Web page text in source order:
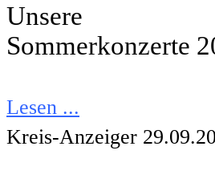
Unsere
Sommerkonzerte
Lesen ...
Kreis-Anzeiger